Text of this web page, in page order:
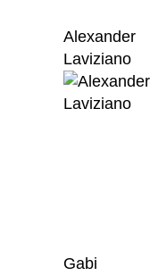
Alexander
Laviziano
Gabi